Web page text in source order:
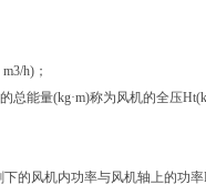
h)；
能量(kg·m)称为风机的全压
的风机内功率与风机轴上的功率